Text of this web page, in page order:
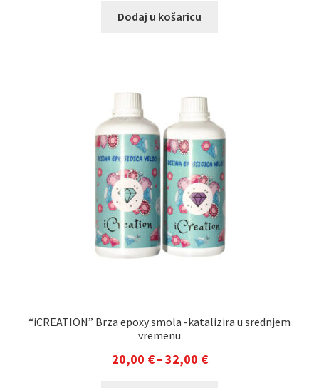
Dodaj u košaricu
“iCREATION” Brza epoxy smola -katalizira u srednjem
vremenu
20,00 €–32,00 €Raspon